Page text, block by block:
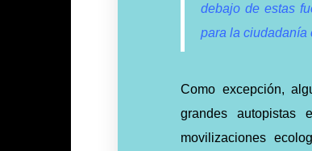
debajo de estas
para la ciudadanía
Como excepción,
grandes autopistas
movilizaciones